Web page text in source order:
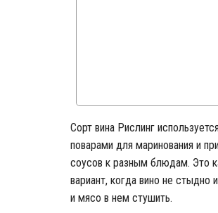
Сорт вина Рислинг
поварами для маринования и
соусов к разным блюдам. Это
вариант, когда вино не стыдно
и мясо в нем стушить.